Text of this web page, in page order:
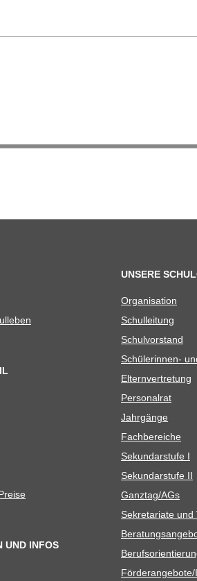
UND INFOS
UNSERE
Orga­ni­sa­tion
Schul­lei­tung
Schul­vor­stand
Schü­le­rin­nen-
Eltern­ver­tre­tung
Per­so­nal­rat
Jahr­gänge
Fach­be­rei­che
Sekun­dar­stufe I
Sekun­dar­stufe II
Ganztag/​​AGs
Sekre­ta­riate und
Förderangebote/​​